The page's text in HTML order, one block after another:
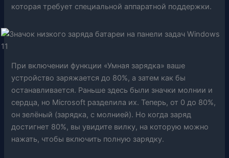
которая требует специальной аппаратной поддержки.
При включении функции «Умная зарядка» ваше
устройство заряжается до 80%, а затем как бы
останавливается. Раньше здесь были значки молнии и
сердца, но Microsoft разделила их. Теперь, от 0 до 80%,
он зелёный (зарядка, с молнией). Но когда заряд
достигнет 80%, вы увидите вилку, на которую можно
нажать, чтобы включить полную зарядку.